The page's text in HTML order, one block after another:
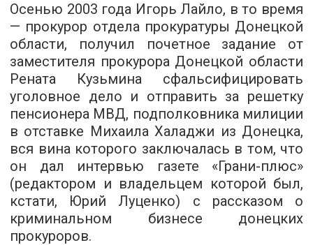
Осенью 2003 года Игорь Лайло, в то время
— прокурор отдела прокуратуры Донецкой
области, получил почетное задание от
заместителя прокурора Донецкой области
Рената Кузьмина сфальсифицировать
уголовное дело и отправить за решетку
пенсионера МВД, подполковника милиции
в отставке Михаила Халаджи из Донецка,
вся вина которого заключалась в том, что
он дал интервью газете «Грани-плюс»
(редактором и владельцем которой был,
кстати, Юрий Луценко) с рассказом о
криминальном бизнесе донецких
прокуроров.